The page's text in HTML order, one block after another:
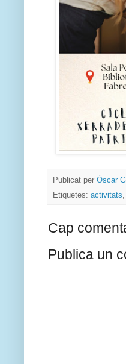
Publicat per Òscar
Etiquetes: activitats,
Cap
Publica un